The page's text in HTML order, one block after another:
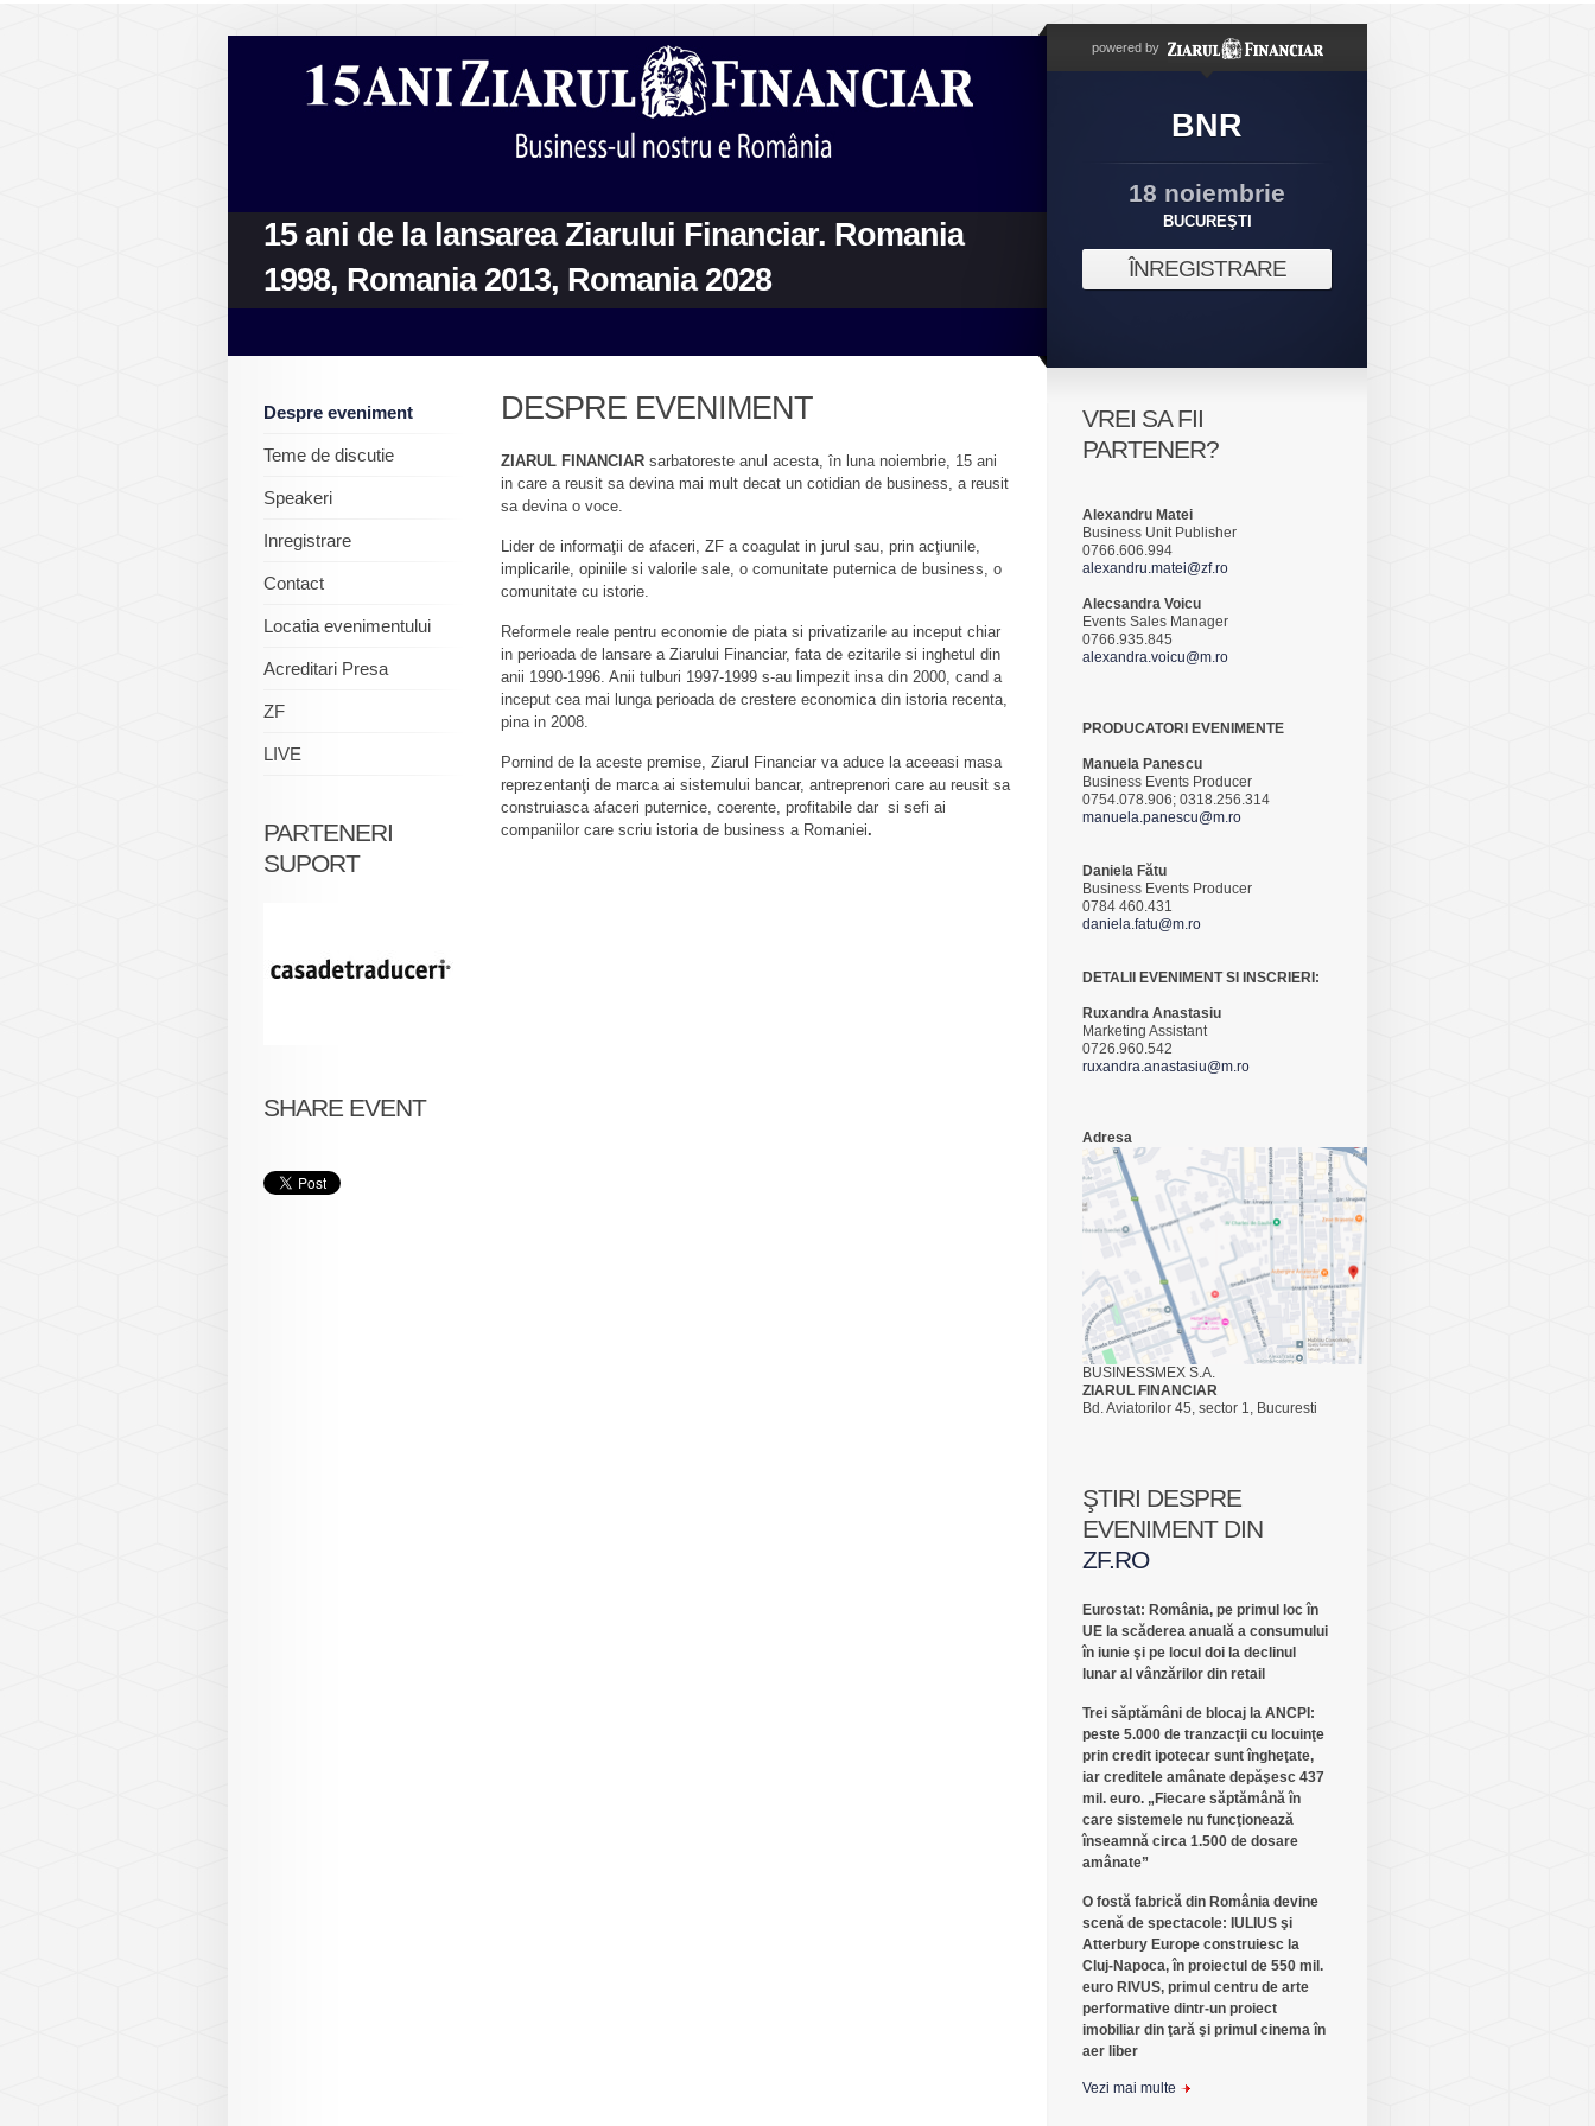
15 ani de la lansarea Ziarului Financiar. Romania
1998, Romania 2013, Romania 2028
powered by
BNR
18 noiembrie
BUCUREŞTI
ÎNREGISTRARE
Despre eveniment
Teme de discutie
Speakeri
Inregistrare
Contact
Locatia evenimentului
Acreditari Presa
ZF
LIVE
PARTENERI
SUPORT
SHARE EVENT
DESPRE EVENIMENT
ZIARUL FINANCIAR sarbatoreste anul acesta, în luna noiembrie, 15 ani
in care a reusit sa devina mai mult decat un cotidian de business, a reusit
sa devina o voce.
Lider de informaţii de afaceri, ZF a coagulat in jurul sau, prin acţiunile,
implicarile, opiniile si valorile sale, o comunitate puternica de business, o
comunitate cu istorie.
Reformele reale pentru economie de piata si privatizarile au inceput chiar
in perioada de lansare a Ziarului Financiar, fata de ezitarile si inghetul din
anii 1990-1996. Anii tulburi 1997-1999 s-au limpezit insa din 2000, cand a
inceput cea mai lunga perioada de crestere economica din istoria recenta,
pina in 2008.
Pornind de la aceste premise, Ziarul Financiar va aduce la aceeasi masa
reprezentanţi de marca ai sistemului bancar, antreprenori care au reusit sa
construiasca afaceri puternice, coerente, profitabile dar si sefi ai
companiilor care scriu istoria de business a Romaniei.
VREI SA FII
PARTENER?
Alexandru Matei
Business Unit Publisher
0766.606.994
alexandru.matei@zf.ro
Alecsandra Voicu
Events Sales Manager
0766.935.845
alexandra.voicu@m.ro
PRODUCATORI EVENIMENTE
Manuela Panescu
Business Events Producer
0754.078.906; 0318.256.314
manuela.panescu@m.ro
Daniela Fătu
Business Events Producer
0784 460.431
daniela.fatu@m.ro
DETALII EVENIMENT SI INSCRIERI:
Ruxandra Anastasiu
Marketing Assistant
0726.960.542
ruxandra.anastasiu@m.ro
Adresa
BUSINESSMEX S.A.
ZIARUL FINANCIAR
Bd. Aviatorilor 45, sector 1, Bucuresti
ŞTIRI DESPRE
EVENIMENT DIN
ZF.RO
Eurostat: România, pe primul loc în
UE la scăderea anuală a consumului
în iunie şi pe locul doi la declinul
lunar al vânzărilor din retail
Trei săptămâni de blocaj la ANCPI:
peste 5.000 de tranzacţii cu locuinţe
prin credit ipotecar sunt îngheţate,
iar creditele amânate depăşesc 437
mil. euro. „Fiecare săptămână în
care sistemele nu funcţionează
înseamnă circa 1.500 de dosare
amânate”
O fostă fabrică din România devine
scenă de spectacole: IULIUS şi
Atterbury Europe construiesc la
Cluj-Napoca, în proiectul de 550 mil.
euro RIVUS, primul centru de arte
performative dintr-un proiect
imobiliar din ţară şi primul cinema în
aer liber
Vezi mai multe